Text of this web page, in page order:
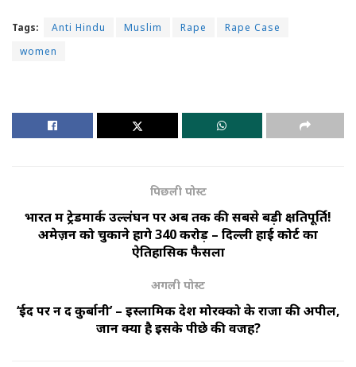
Tags: Anti Hindu Muslim Rape
Rape Case
women
पिछली पोस्ट
भारत में ट्रेडमार्क उल्लंघन पर अब तक की सबसे बड़ी क्षतिपूर्ति!
अमेज़न को चुकाने होंगे 340 करोड़ – दिल्ली हाई कोर्ट का
ऐतिहासिक फैसला
अगली पोस्ट
‘ईद पर न दें कुर्बानी’ – इस्लामिक देश मोरक्को के राजा की अपील,
जानें क्या है इसके पीछे की वजह?